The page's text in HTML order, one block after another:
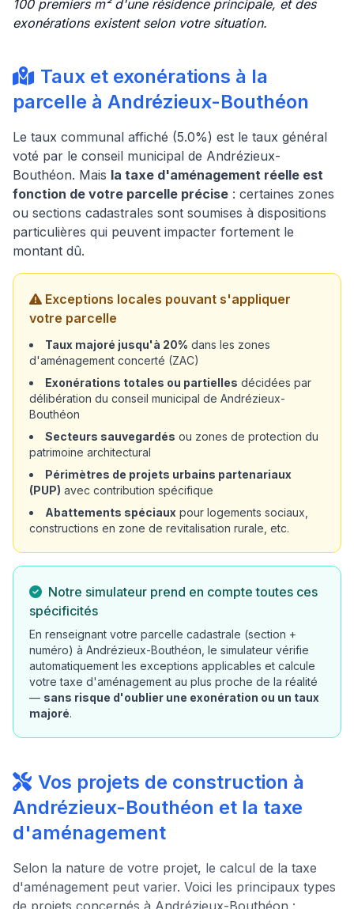
100 premiers m² d'une résidence principale, et des
exonérations existent selon votre situation.
Taux et exonérations à la
parcelle à Andrézieux-Bouthéon
Le taux communal affiché (5.0%) est le taux général
voté par le conseil municipal de Andrézieux-
Bouthéon. Mais la taxe d'aménagement réelle est
fonction de votre parcelle précise : certaines zones
ou sections cadastrales sont soumises à dispositions
particulières qui peuvent impacter fortement le
montant dû.
Exceptions locales pouvant s'appliquer
votre parcelle
Taux majoré jusqu'à 20% dans les zones
d'aménagement concerté (ZAC)
Exonérations totales ou partielles décidées par
délibération du conseil municipal de Andrézieux-
Bouthéon
Secteurs sauvegardés ou zones de protection du
patrimoine architectural
Périmètres de projets urbains partenariaux
(PUP) avec contribution spécifique
Abattements spéciaux pour logements sociaux,
constructions en zone de revitalisation rurale, etc.
Notre simulateur prend en compte toutes ces
spécificités
En renseignant votre parcelle cadastrale (section +
numéro) à Andrézieux-Bouthéon, le simulateur vérifie
automatiquement les exceptions applicables et calcule
votre taxe d'aménagement au plus proche de la réalité
— sans risque d'oublier une exonération ou un taux
majoré.
Vos projets de construction à
Andrézieux-Bouthéon et la taxe
d'aménagement
Selon la nature de votre projet, le calcul de la taxe
d'aménagement peut varier. Voici les principaux types
de projets concernés à Andrézieux-Bouthéon :